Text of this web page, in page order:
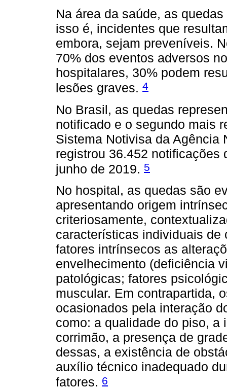
Na área da saúde, as
isso é, incidentes que
embora, sejam preveníveis.
70% dos eventos adversos
hospitalares, 30% podem
lesões graves. 4
No Brasil, as quedas
notificado e o segundo mais
Sistema Notivisa da Agência
registrou 36.452 notificações
junho de 2019. 5
No hospital, as quedas são
apresentando origem
criteriosamente,
características individuais de
fatores intrínsecos as
envelhecimento (deficiência
patológicas; fatores
muscular. Em contrapartida,
ocasionados pela interação
como: a qualidade do piso, a
corrimão, a presença de
dessas, a existência de
auxílio técnico inadequado
fatores. 6